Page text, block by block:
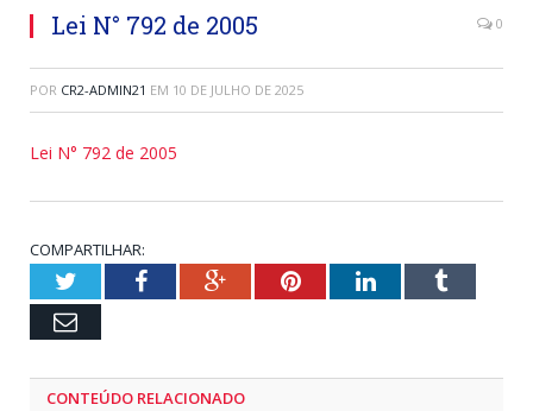
Lei N° 792 de 2005 0
POR CR2-ADMIN21 EM 10 DE JULHO DE 2025
Lei N° 792 de 2005
COMPARTILHAR:
TwitterFacebookGoogle+PinterestLinkedInTumblr
Email
CONTEÚDO RELACIONADO